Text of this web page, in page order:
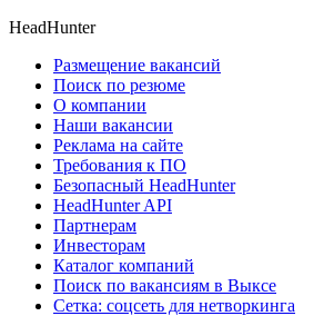
HeadHunter
Размещение вакансий
Поиск по резюме
О компании
Наши вакансии
Реклама на сайте
Требования к ПО
Безопасный HeadHunter
HeadHunter API
Партнерам
Инвесторам
Каталог компаний
Поиск по вакансиям в Выксе
Сетка: соцсеть для нетворкинга